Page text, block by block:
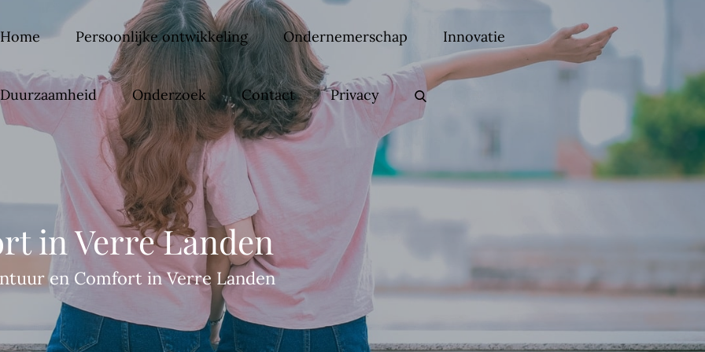
Home Persoonlijke ontwikkeling Ondernemerschap Innovatie
Duurzaamheid Onderzoek Contact Privacy
in Verre Landen
en Comfort in Verre Landen